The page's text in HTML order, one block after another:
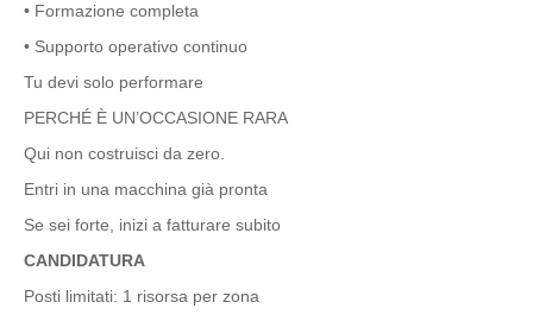
• Formazione completa
• Supporto operativo continuo
Tu devi solo performare
PERCHÉ È UN’OCCASIONE RARA
Qui non costruisci da zero.
Entri in una macchina già pronta
Se sei forte, inizi a fatturare subito
CANDIDATURA
Posti limitati: 1 risorsa per zona